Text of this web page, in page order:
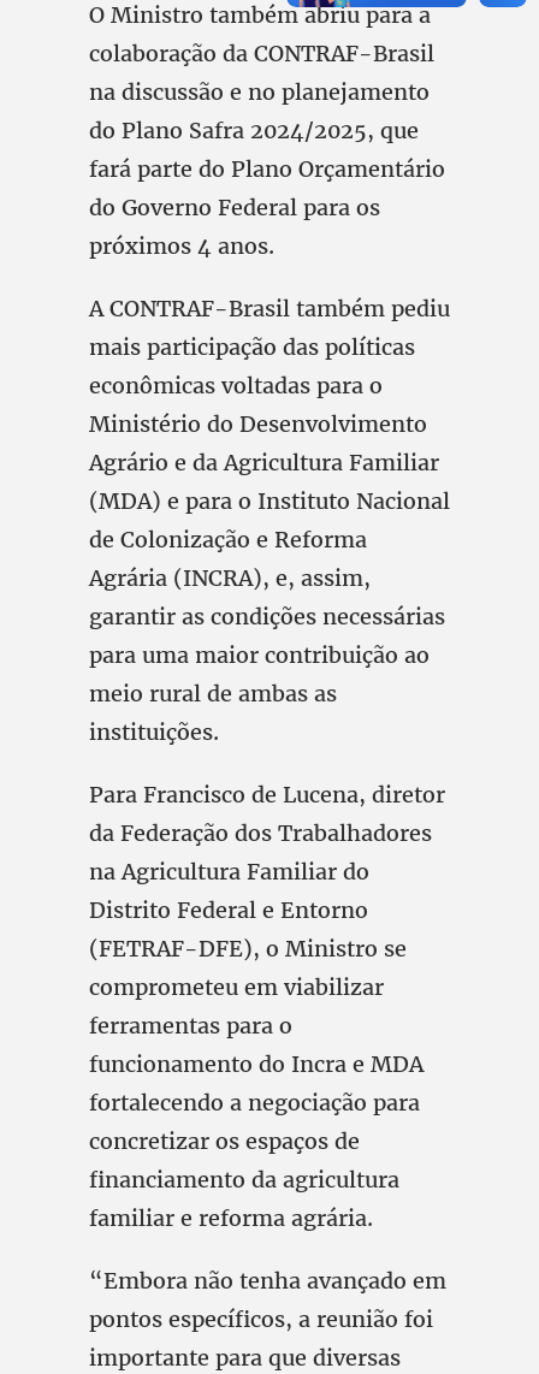
O Ministro também abriu para a
colaboração da CONTRAF-Brasil
na discussão e no planejamento
do Plano Safra 2024/2025, que
fará parte do Plano Orçamentário
do Governo Federal para os
próximos 4 anos.
A CONTRAF-Brasil também pediu
mais participação das políticas
econômicas voltadas para o
Ministério do Desenvolvimento
Agrário e da Agricultura Familiar
(MDA) e para o Instituto Nacional
de Colonização e Reforma
Agrária (INCRA), e, assim,
garantir as condições necessárias
para uma maior contribuição ao
meio rural de ambas as
instituições.
Para Francisco de Lucena, diretor
da Federação dos Trabalhadores
na Agricultura Familiar do
Distrito Federal e Entorno
(FETRAF-DFE), o Ministro se
comprometeu em viabilizar
ferramentas para o
funcionamento do Incra e MDA
fortalecendo a negociação para
concretizar os espaços de
financiamento da agricultura
familiar e reforma agrária.
“Embora não tenha avançado em
pontos específicos, a reunião foi
importante para que diversas